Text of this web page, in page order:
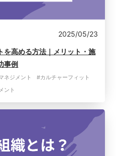
2025/05/23
を高める方法｜メリット・施
事例
ネジメント
#カルチャーフィット
ント